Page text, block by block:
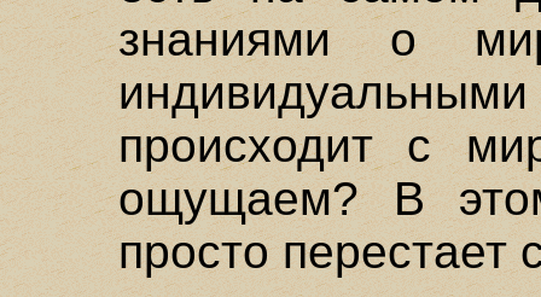
знаниями о
происходит с
ощущаем? В
просто перестает